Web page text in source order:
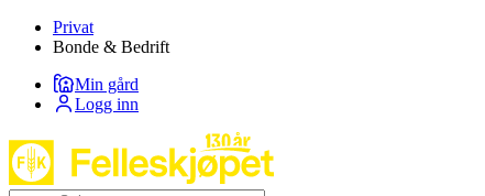
Privat
Bonde & Bedrift
Min gård
Logg inn